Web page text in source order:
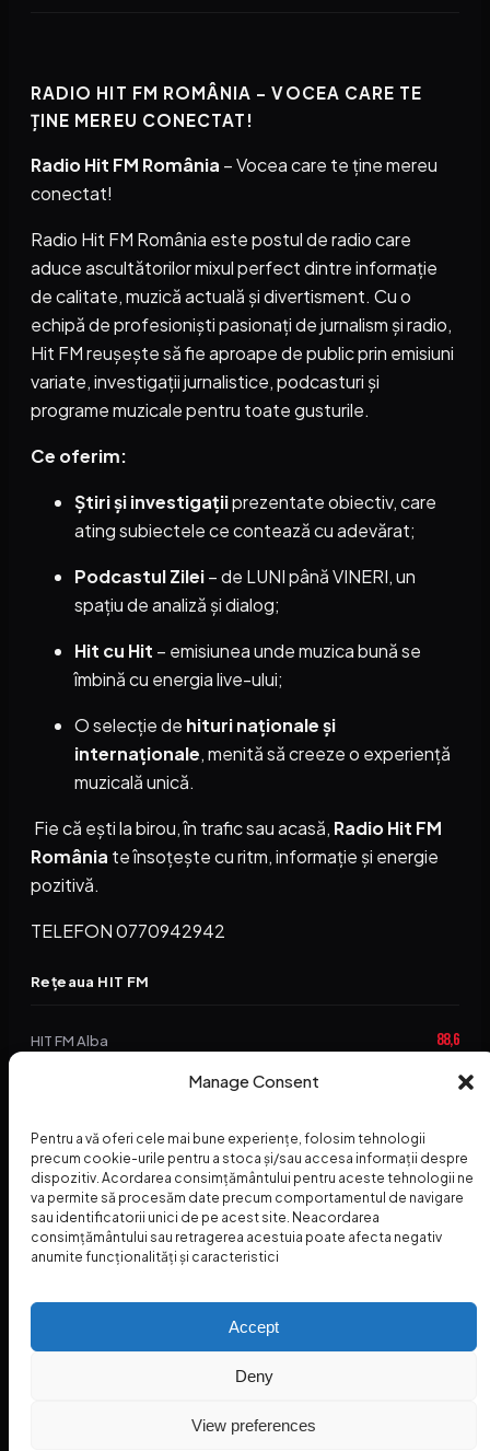
Manage Consent
Pentru a vă oferi cele mai bune experiențe, folosim tehnologii
precum cookie-urile pentru a stoca și/sau accesa informații despre
dispozitiv. Acordarea consimțământului pentru aceste tehnologii ne
va permite să procesăm date precum comportamentul de navigare
sau identificatorii unici de pe acest site. Neacordarea
consimțământului sau retragerea acestuia poate afecta negativ
anumite funcționalități și caracteristici
Accept
Deny
View preferences
RADIO HIT FM ROMÂNIA – VOCEA CARE TE
ȚINE MEREU CONECTAT!
Radio Hit FM România – Vocea care te ține mereu
conectat!
Radio Hit FM România este postul de radio care
aduce ascultătorilor mixul perfect dintre informație
de calitate, muzică actuală și divertisment. Cu o
echipă de profesioniști pasionați de jurnalism și radio,
Hit FM reușește să fie aproape de public prin emisiuni
variate, investigații jurnalistice, podcasturi și
programe muzicale pentru toate gusturile.
Ce oferim:
Știri și investigațiiprezentate obiectiv, care
ating subiectele ce contează cu adevărat;
Podcastul Zilei– de LUNI până VINERI, un
spațiu de analiză și dialog;
Hit cu Hit – emisiunea unde muzica bună se
îmbină cu energia live-ului;
O selecție de hituri naționale și
internaționale, menită să creeze o experiență
muzicală unică.
Fie că ești la birou, în trafic sau acasă, Radio Hit FM
România te însoțește cu ritm, informație și energie
pozitivă.
TELEFON 0770942942
Rețeaua HIT FM
HIT FM Alba 88,6
94,2
HIT FM Abrud 94,3
HIT FM Horezu 95,1
HIT FM Nehoiu 88,2
© 2026 Radio Hit FM — SC HITFM GROUP SRL